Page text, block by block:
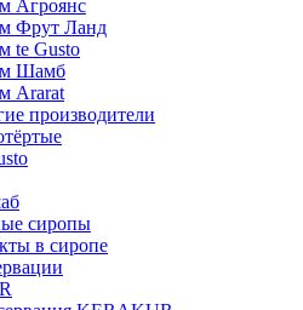
Агроянс
Фрут Ланд
te Gusto
Шамб
Ararat
производители
сиропы
в сиропе